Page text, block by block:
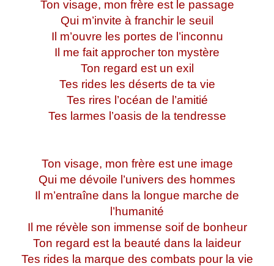
Ton visage, mon frère est le passage
Qui m’invite à franchir le seuil
Il m’ouvre les portes de l’inconnu
Il me fait approcher ton mystère
Ton regard est un exil
Tes rides les déserts de ta vie
Tes rires l’océan de l’amitié
Tes larmes l’oasis de la tendresse
Ton visage, mon frère est une image
Qui me dévoile l’univers des hommes
Il m’entraîne dans la longue marche de
l’humanité
Il me révèle son immense soif de bonheur
Ton regard est la beauté dans la laideur
Tes rides la marque des combats pour la vie